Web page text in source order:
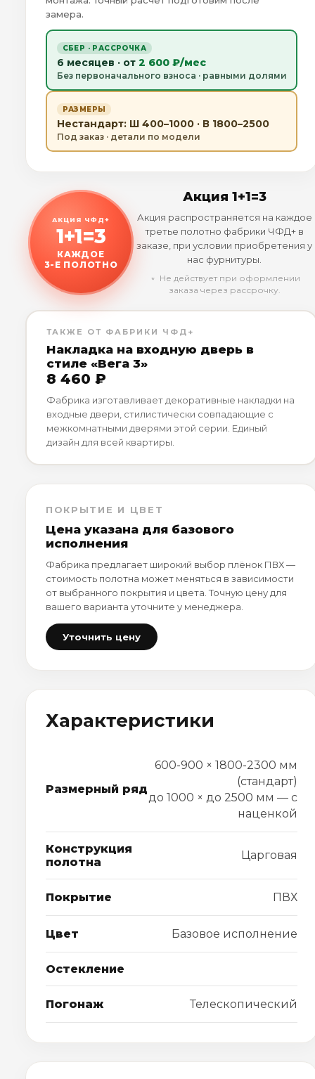
замера.
СБЕР · РАССРОЧКА
6 месяцев · от 2 600 ₽/мес
Без первоначального взноса · равными долями
РАЗМЕРЫ
Нестандарт: Ш 400–1000 · В 1800–2500
Под заказ · детали по модели
АКЦИЯ ЧФД+
1+1=3
КАЖДОЕ
3-Е ПОЛОТНО
Акция 1+1=3
Акция распространяется на каждое
третье полотно фабрики ЧФД+ в
заказе, при условии приобретения у
нас фурнитуры.
﹡ Не действует при оформлении
заказа через рассрочку.
ТАКЖЕ ОТ ФАБРИКИ ЧФД+
Накладка на входную дверь в
стиле «Вега 3»
8 460 ₽
Фабрика изготавливает декоративные накладки на
входные двери, стилистически совпадающие с
межкомнатными дверями этой серии. Единый
дизайн для всей квартиры.
ПОКРЫТИЕ И ЦВЕТ
Цена указана для базового
исполнения
Фабрика предлагает широкий выбор плёнок ПВХ —
стоимость полотна может меняться в зависимости
от выбранного покрытия и цвета. Точную цену для
вашего варианта уточните у менеджера.
Уточнить цену
Характеристики
Размерный ряд
600-900 × 1800-2300 мм
(стандарт)
до 1000 × до 2500 мм — с
наценкой
Конструкция
полотна
Царговая
Покрытие ПВХ
Цвет Базовое исполнение
Остекление
Погонаж Телескопический